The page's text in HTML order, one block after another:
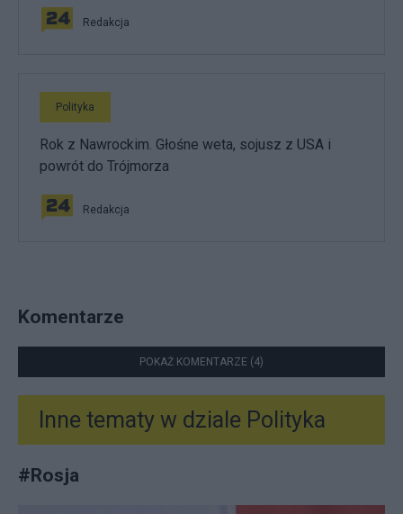
Redakcja
Polityka
Rok z Nawrockim. Głośne weta, sojusz z USA i
powrót do Trójmorza
Redakcja
Komentarze
POKAŻ KOMENTARZE (4)
Inne tematy w dziale Polityka
#Rosja